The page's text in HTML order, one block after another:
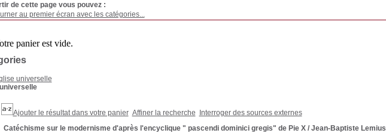
de cette page vous pouvez :
au premier écran avec les catégories...
universelle
Ajouter le résultat dans votre panier Affiner la recherche
Interroger des sources externes
Catéchisme sur le modernisme d'après l'encyclique " pascendi dominici gregis" de Pie X/ Jean-Baptiste Lemius